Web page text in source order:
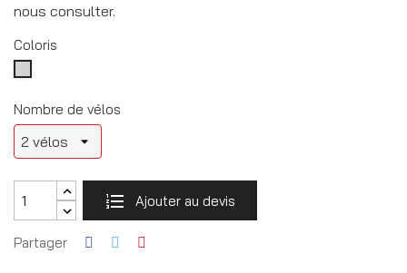
nous consulter.
Coloris
Nombre de vélos
Ajouter au devis
Partager